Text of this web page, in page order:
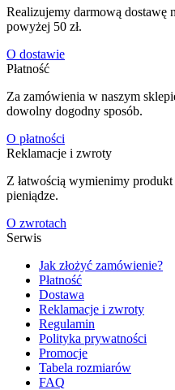
Realizujemy darmową dostawę
powyżej 50 zł.
O dostawie
Płatność
Za zamówienia w naszym
dowolny dogodny sposób.
O płatności
Reklamacje i zwroty
Z łatwością wymienimy
pieniądze.
O zwrotach
Serwis
Jak złożyć zamówienie?
Płatność
Dostawa
Reklamacje i zwroty
Regulamin
Polityka prywatności
Promocje
Tabela rozmiarów
FAQ